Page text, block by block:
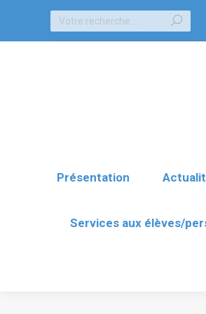
Recherche
:
Présentation
Services aux élèves/
Présentation